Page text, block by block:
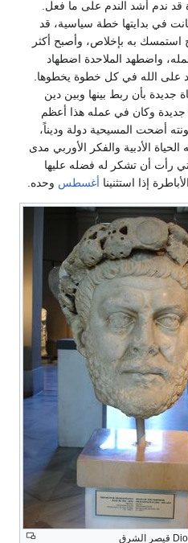
قد ندم أشد الندم على ما فعل.
في بدايتها خطة سياسية، قد
استمسك به بإخلاص، وأصبح أكثر
واضطهد الملاحدة اضطهاد
على الله في كل خطوة يخطوها.
جديدة بأن ربط بينها وبين دين
جديدة وكان في عمله هذا أعظم
أضحت المسيحية دولة وديناً،
الأدبية والفكر الأوربي مدى
رأت أن تشكر له فضله عليها
إذا استثنينا أغسطس وحده.